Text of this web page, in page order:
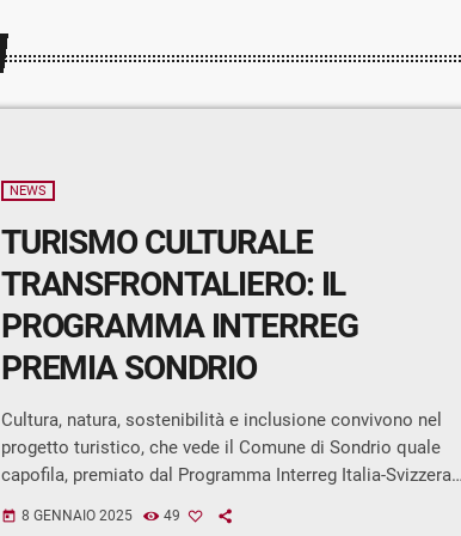
NEWS
TURISMO CULTURALE
TRANSFRONTALIERO: IL
PROGRAMMA INTERREG
PREMIA SONDRIO
Cultura, natura, sostenibilità e inclusione convivono nel
progetto turistico, che vede il Comune di Sondrio quale
capofila, premiato dal Programma Interreg Italia-Svizzera
parte italiana. La bella notizia è giunta nei giorni precedenti
today 8 GENNAIO 2025 49